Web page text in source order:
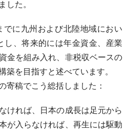
した。
に九州および北陸地域におい
し、将来的には年金資金、産業
金を組み入れ、非税収ベースの
築を目指すと述べています。
寄稿でこう総括しました：
ければ、日本の成長は足元から
が入らなければ、再生には駆動